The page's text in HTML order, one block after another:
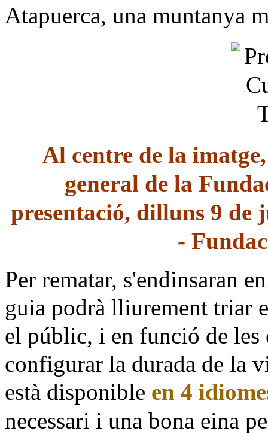
Atapuerca, una muntanya
Al centre de la
general de la
presentació, dilluns 9
-
Per rematar, s'endinsaran
guia podrà lliurement triar
el públic, i en funció de
configurar la durada de la
està disponible en 4
necessari i una bona eina